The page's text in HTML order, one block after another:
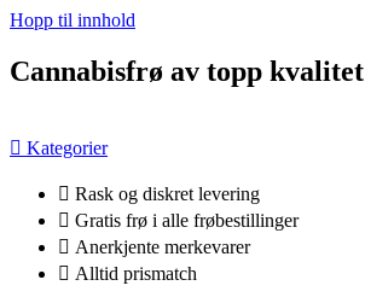
Hopp til innhold
Cannabisfrø av topp kvalitet
Kategorier
Rask og diskret levering
Gratis frø i alle frøbestillinger
Anerkjente merkevarer
Alltid prismatch